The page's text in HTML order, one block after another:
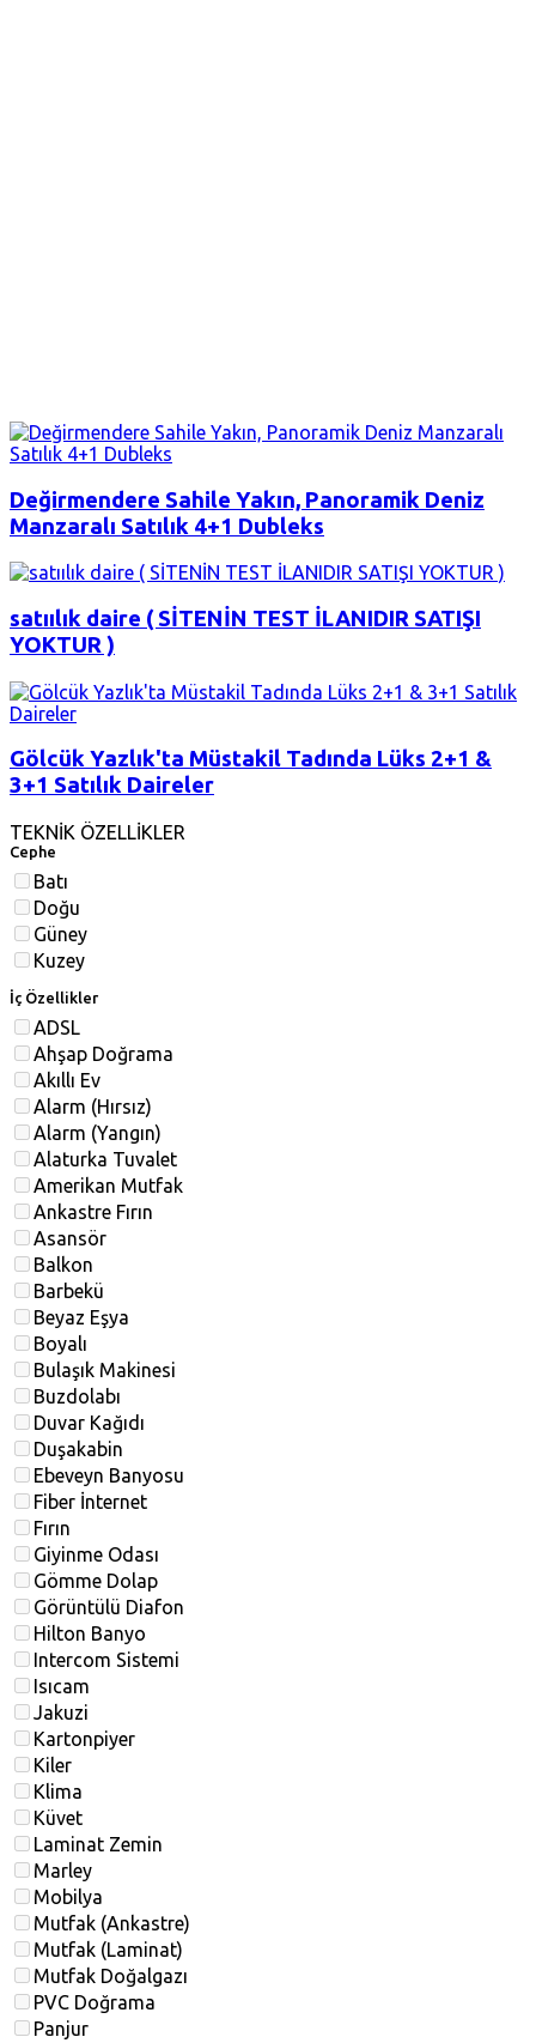
Değirmendere Sahile Yakın, Panoramik Deniz
Manzaralı Satılık 4+1 Dubleks
satıılık daire ( SİTENİN TEST İLANIDIR SATIŞI
YOKTUR )
Gölcük Yazlık'ta Müstakil Tadında Lüks 2+1 &
3+1 Satılık Daireler
TEKNİK ÖZELLİKLER
Cephe
Batı
Doğu
Güney
Kuzey
İç Özellikler
ADSL
Ahşap Doğrama
Akıllı Ev
Alarm (Hırsız)
Alarm (Yangın)
Alaturka Tuvalet
Amerikan Mutfak
Ankastre Fırın
Asansör
Balkon
Barbekü
Beyaz Eşya
Boyalı
Bulaşık Makinesi
Buzdolabı
Duvar Kağıdı
Duşakabin
Ebeveyn Banyosu
Fiber İnternet
Fırın
Giyinme Odası
Gömme Dolap
Görüntülü Diafon
Hilton Banyo
Intercom Sistemi
Isıcam
Jakuzi
Kartonpiyer
Kiler
Klima
Küvet
Laminat Zemin
Marley
Mobilya
Mutfak (Ankastre)
Mutfak (Laminat)
Mutfak Doğalgazı
PVC Doğrama
Panjur